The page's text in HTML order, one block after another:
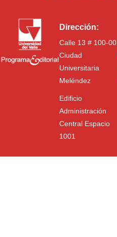
Dirección:
Calle 13 # 100-00
Ciudad
Universitaria
Meléndez
Edificio
Administración
Central Espacio
1001